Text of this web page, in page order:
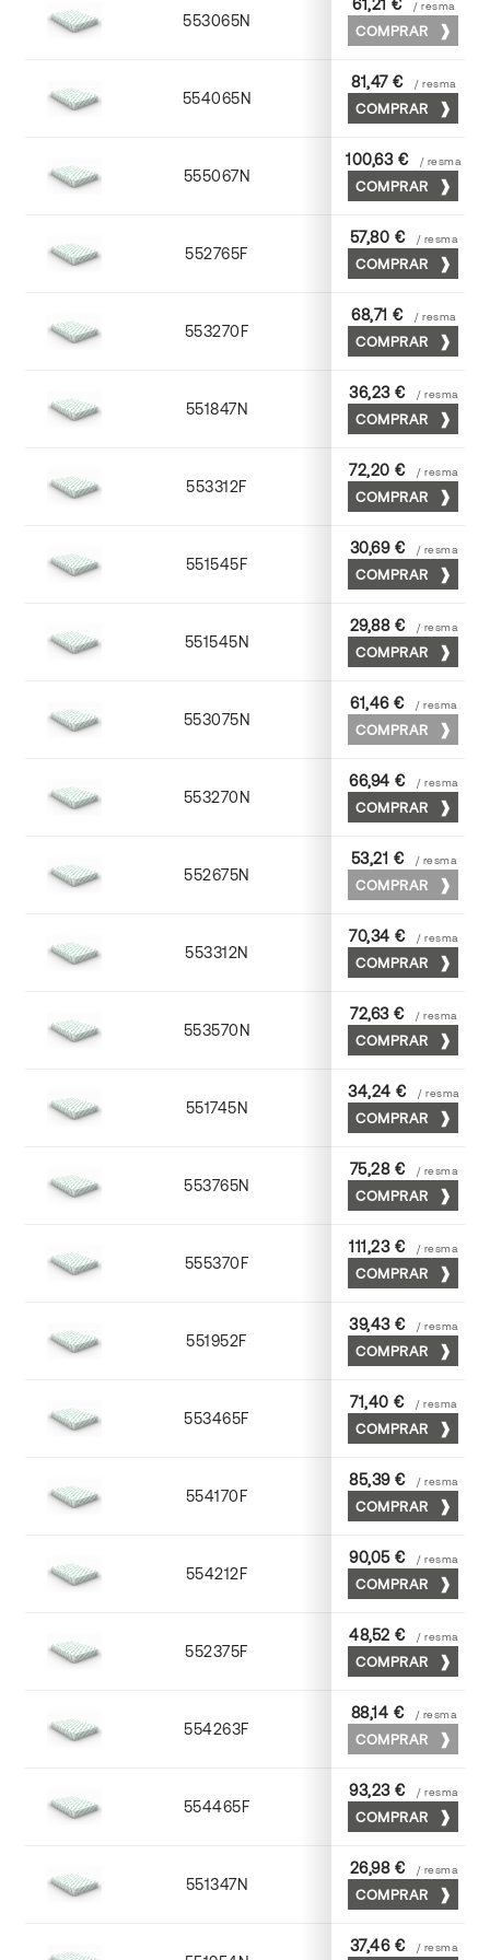
553065N 65 x 90
61,21 € / resma
COMPRAR
554065N 65 x 90
81,47 € / resma
COMPRAR
555067N 65 x 90
100,63 € / resma
COMPRAR
552765F 65 x 90
57,80 € / resma
COMPRAR
553270F 70 x 100
68,71 € / resma
COMPRAR
551847N 45 x 64
36,23 € / resma
COMPRAR
553312F 72 x 102
72,20 € / resma
COMPRAR
551545F 45 x 64
30,69 € / resma
COMPRAR
551545N 45 x 64
29,88 € / resma
COMPRAR
553075N 75 x 53
61,46 € / resma
COMPRAR
553270N 70 x 100
66,94 € / resma
COMPRAR
552675N 75 x 53
53,21 € / resma
COMPRAR
553312N 72 x 102
70,34 € / resma
COMPRAR
553570N 70 x 100
72,63 € / resma
COMPRAR
551745N 45 x 64
34,24 € / resma
COMPRAR
553765N 65 x 90
75,28 € / resma
COMPRAR
555370F 70 x 100
111,23 € / resma
COMPRAR
551952F 52 x 70
39,43 € / resma
COMPRAR
553465F 65 x 90
71,40 € / resma
COMPRAR
554170F 70 x 100
85,39 € / resma
COMPRAR
554212F 72 x 102
90,05 € / resma
COMPRAR
552375F 75 x 53
48,52 € / resma
COMPRAR
554263F 63 x 88
88,14 € / resma
COMPRAR
554465F 65 x 90
93,23 € / resma
COMPRAR
551347N 45 x 64
26,98 € / resma
COMPRAR
37,46 € / resma